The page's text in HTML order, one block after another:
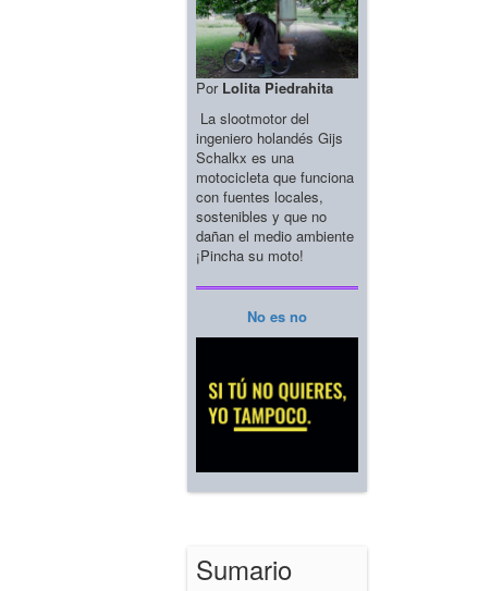
Por Lolita Piedrahita
La slootmotor del
ingeniero holandés Gijs
Schalkx es una
motocicleta que funciona
con fuentes locales,
sostenibles y que no
dañan el medio ambiente
¡Pincha su moto!
No es no
Sumario